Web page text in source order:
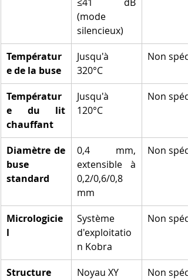
(mode
silencieux)
Températur
e de la buse
Jusqu'à
320°C
Non
Températur
e du lit
chauffant
Jusqu'à
120°C
Non
Diamètre de
buse
standard
0,4 mm,
extensible à
0,2/0,6/0,8
mm
Non
Micrologicie
l
Système
d'exploitatio
n Kobra
Non
Structure Noyau XY
Non